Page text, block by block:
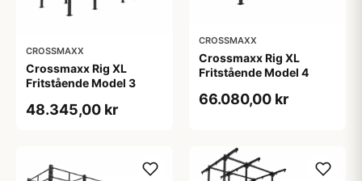
CROSSMAXX
Crossmaxx Rig XL
Fritstående Model 3
48.345,00 kr
CROSSMAXX
Crossmaxx Rig XL
Fritstående Model 4
66.080,00 kr